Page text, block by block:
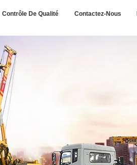
Contrôle De Qualité Contactez-Nous